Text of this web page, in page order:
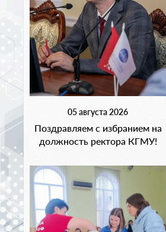
05 августа 2026
Поздравляем с избранием на
должность ректора КГМУ!